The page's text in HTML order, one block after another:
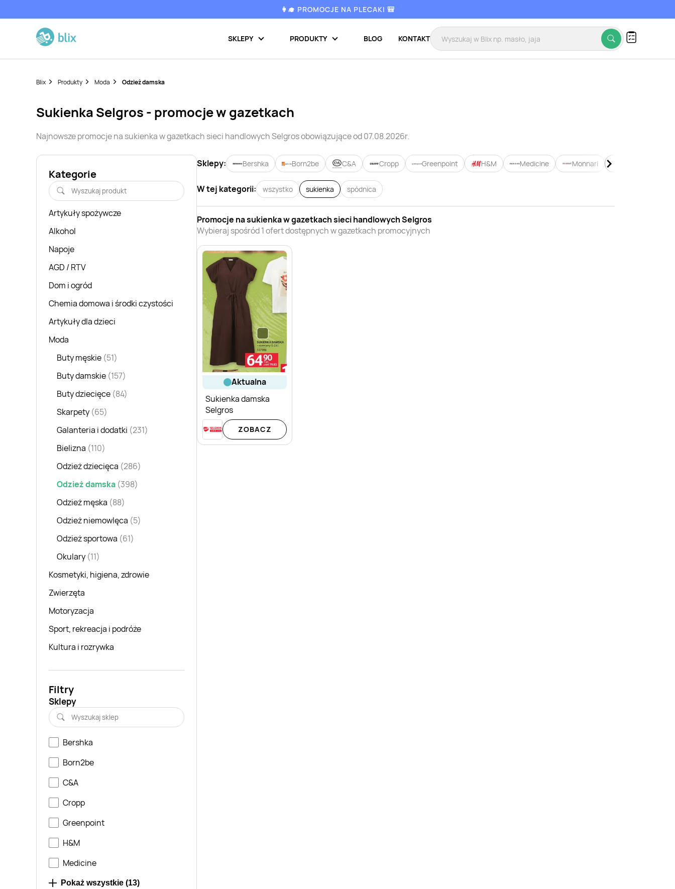
👩‍🎓 PROMOCJE NA PLECAKI 🎒
SKLEPY PRODUKTY BLOG KONTAKT
Blix Produkty Moda Odzież damska
sukienka Selgros - promocje w gazetkach
Najnowsze promocje na sukienkaw gazetkach sieci handlowychSelgrosobowiązujące od 07.08.2026r.
Kategorie
Artykuły spożywcze
Alkohol
Napoje
AGD / RTV
Dom i ogród
Chemia domowa i środki czystości
Artykuły dla dzieci
Moda
Buty męskie (51)
Buty damskie (157)
Buty dziecięce (84)
Skarpety (65)
Galanteria i dodatki (231)
Bielizna (110)
Odzież dziecięca (286)
Odzież damska (398)
Odzież męska (88)
Odzież niemowlęca (5)
Odzież sportowa (61)
Okulary (11)
Kosmetyki, higiena, zdrowie
Zwierzęta
Motoryzacja
Sport, rekreacja i podróże
Kultura i rozrywka
Filtry
Sklepy
Bershka
Born2be
C&A
Cropp
Greenpoint
H&M
Medicine
Monnari
Pokaż wszystkie (13)
Sklepy: Bershka Born2be C&A Cropp Greenpoint H&M Medicine Monnari
W tej kategorii: wszystko sukienka spódnica
Promocje nasukienkaw gazetkach sieci handlowychSelgros
Wybieraj spośród1ofert dostępnych w gazetkach promocyjnych
aktualna
Sukienka damska
Selgros
ZOBACZ